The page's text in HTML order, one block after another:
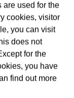
16 verkürzt
Südbahnhof
Südbahnhof
die städtische
eine
are used for the
cookies, visitor
you can visit
does not
for the
you have
find out more